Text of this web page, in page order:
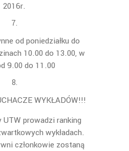
2016r.
od poniedziałku do
10.00 do 13.00, w
9.00 do 11.00
WYKŁADÓW!!!
UTW prowadzi ranking
wykładach.
członkowie zostaną